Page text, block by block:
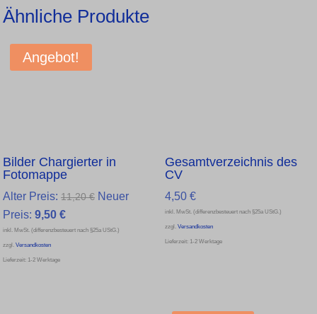
Ähnliche Produkte
Angebot!
Bilder Chargierter in
Fotomappe
Alter Preis: 11,20€ Ursprünglicher
war:
Neuer
Preis: 9,50 €Aktueller
Preis
inkl. MwSt. (differenzbesteuert nach §25a UStG.)
zzgl. Versandkosten
Lieferzeit: 1-2 Werktage
Gesamtverzeichnis des
CV
4,50 €
inkl. MwSt. (differenzbesteuert nach §25a UStG.)
zzgl. Versandkosten
Lieferzeit: 1-2 Werktage